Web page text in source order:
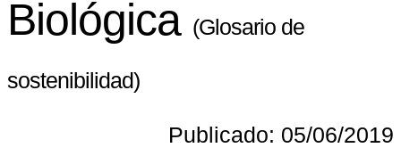
Biológica (Glosario de
sostenibilidad)
Publicado: 05/06/2019